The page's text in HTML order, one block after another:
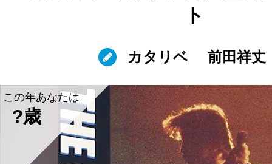
ト
カタリベ 前田祥丈
この年あなたは
?歳